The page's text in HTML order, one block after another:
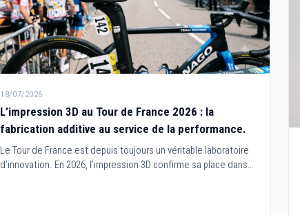
18/07/2026
L’impression 3D au Tour de France 2026 : la
fabrication additive au service de la performance.
Le Tour de France est depuis toujours un véritable laboratoire
d’innovation. En 2026, l’impression 3D confirme sa place dans